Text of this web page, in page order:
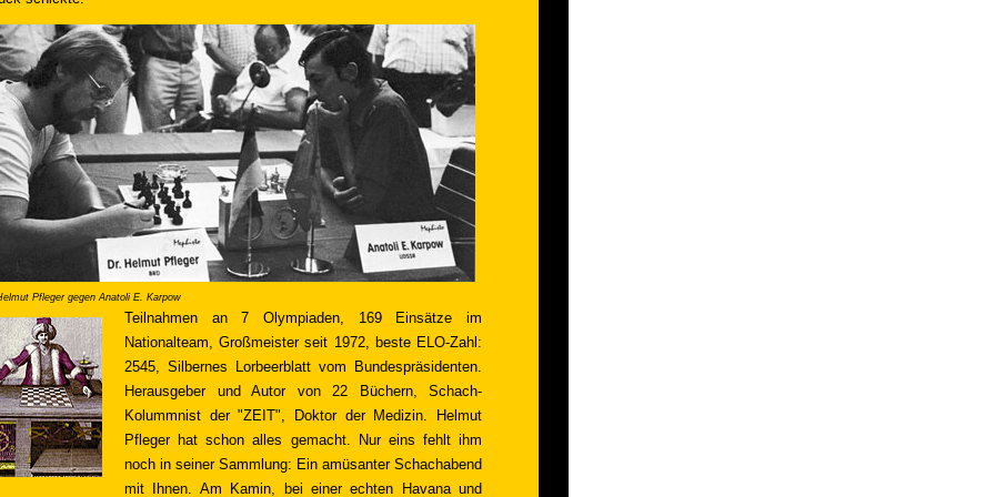
Pfleger gegen Anatoli E. Karpow
Teilnahmen an 7 Olympiaden, 169 Einsätze im
Nationalteam, Großmeister seit 1972, beste ELO-Zahl:
2545, Silbernes Lorbeerblatt vom Bundespräsidenten.
Herausgeber und Autor von 22 Büchern, Schach-
Kolummnist der "ZEIT", Doktor der Medizin. Helmut
Pfleger hat schon alles gemacht. Nur eins fehlt ihm
noch in seiner Sammlung: Ein amüsanter Schachabend
mit Ihnen. Am Kamin, bei einer echten Havana und